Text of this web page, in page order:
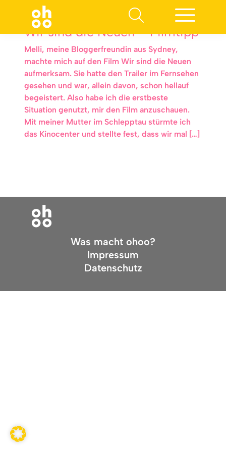
Wir sind die Neuen – Filmtipp
Melli, meine Bloggerfreundin aus Sydney,
machte mich auf den Film Wir sind die Neuen
aufmerksam. Sie hatte den Trailer im Fernsehen
gesehen und war, allein davon, schon hellauf
begeistert. Also habe ich die erstbeste
Situation genutzt, mir den Film anzuschauen.
Mit meiner Mutter im Schlepptau stürmte ich
das Kinocenter und stellte fest, dass wir mal […]
Was macht ohoo?
Impressum
Datenschutz